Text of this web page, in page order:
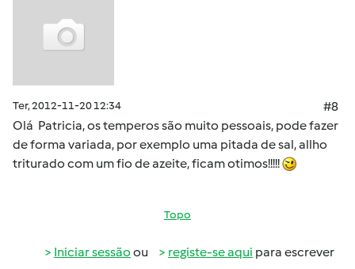
Ter, 2012-11-20 12:34
#8
Olá Patricia, os temperos são muito pessoais, pode fazer
de forma variada, por exemplo uma pitada de sal, allho
triturado com um fio de azeite, ficam otimos!!!!!
Topo
Iniciar sessão ou registe-se aqui para escrever